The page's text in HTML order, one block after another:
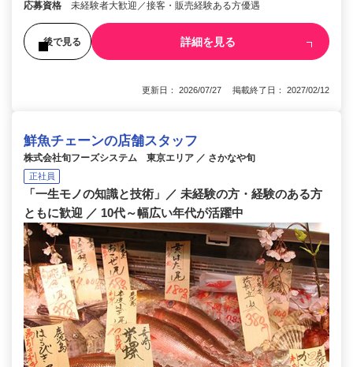
応募資格 未経験者大歓迎／接客・販売経験ある方優遇
後で見る 詳細を見る
更新日： 2026/07/27 掲載終了日： 2027/02/12
鮮魚チェーンの店舗スタッフ
株式会社旬フーズシステム 東京エリア ／ さかなや旬
正社員
「一生モノの知識と技術」／ 未経験の方・経験のある方
ともに歓迎 ／ 10代～幅広い年代が活躍中